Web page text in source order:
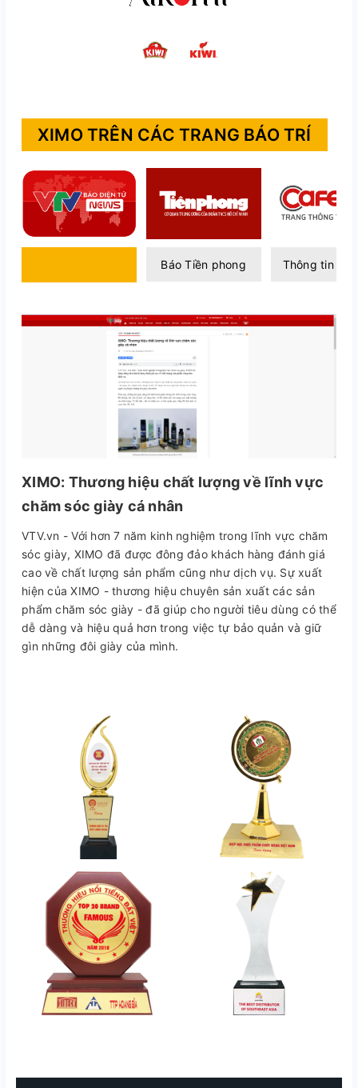
XIMO TRÊN CÁC TRANG BÁO TRÍ
Báo Tiền phong Thông tin
XIMO: Thương hiệu chất lượng về lĩnh vực
chăm sóc giày cá nhân
VTV.vn - Với hơn 7 năm kinh nghiệm trong lĩnh vực chăm
sóc giày, XIMO đã được đông đảo khách hàng đánh giá
cao về chất lượng sản phẩm cũng như dịch vụ. Sự xuất
hiện của XIMO - thương hiệu chuyên sản xuất các sản
phẩm chăm sóc giày - đã giúp cho người tiêu dùng có thể
dễ dàng và hiệu quả hơn trong việc tự bảo quản và giữ
gìn những đôi giày của mình.